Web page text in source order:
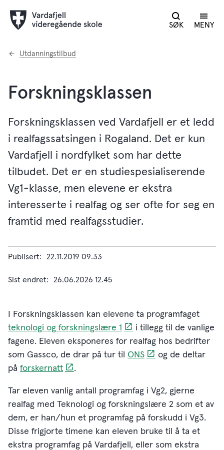
SØK MENY
Du
Utdanningstilbud
Forskningsklassen
Forskningsklassen ved Vardafjell er et ledd
i realfagssatsingen i Rogaland. Det er kun
Vardafjell i nordfylket som har dette
tilbudet. Det er en studiespesialiserende
Vg1-klasse, men elevene er ekstra
interesserte i realfag og ser ofte for seg en
framtid med realfagsstudier.
Publisert 22.11.2019 09.33
Sist endret 26.06.2026 12.45
I Forskningsklassen kan elevene ta programfaget
teknologi og forskningslære 1
i tillegg til de vanlige
fagene. Eleven eksponeres for realfag hos bedrifter
som Gassco, de drar på tur til ONS
og de deltar
på forskernatt .
Tar eleven vanlig antall programfag i Vg2, gjerne
realfag med Teknologi og forskningslære 2 som et av
dem, er han/hun et programfag på forskudd i Vg3.
Disse frigjorte timene kan eleven bruke til å ta et
ekstra programfag på Vardafjell, eller som ekstra